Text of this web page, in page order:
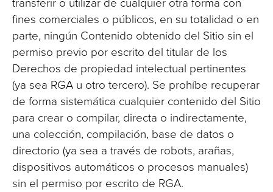
fines comerciales o públicos, en su totalidad o en
parte, ningún Contenido obtenido del Sitio sin el
permiso previo por escrito del titular de los
Derechos de propiedad intelectual pertinentes
(ya sea RGA u otro tercero). Se prohíbe recuperar
de forma sistemática cualquier contenido del Sitio
para crear o compilar, directa o indirectamente,
una colección, compilación, base de datos o
directorio (ya sea a través de robots, arañas,
dispositivos automáticos o procesos manuales)
sin el permiso por escrito de RGA.